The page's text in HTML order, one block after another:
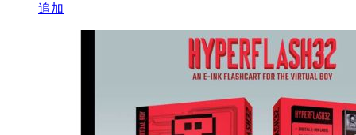
追加